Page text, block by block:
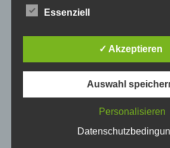
Luxus Heimkino Bauen
Trend in unserer modernen,
Zeit. In unserem Haus sind die
Wasserfällen bedeckt, während wir
liegen, auf dem Boden liegen blaue
unseren Beinen. Mit Blick auf die
in unserem Wohnzimmer – wenn
am Nachthimmel leuchten. Die
zahlreiche technische und
lückenlosen Schutz der über
verarbeiteten
sicherzustellen. Dennoch können
Datenübertragungen
Sicherheitslücken aufweisen,
diesem Grund steht es jeder
frei, personenbezogene Daten
alternativen Wegen,
Essenziell
✓ Akzeptieren
Auswahl
Personalisieren